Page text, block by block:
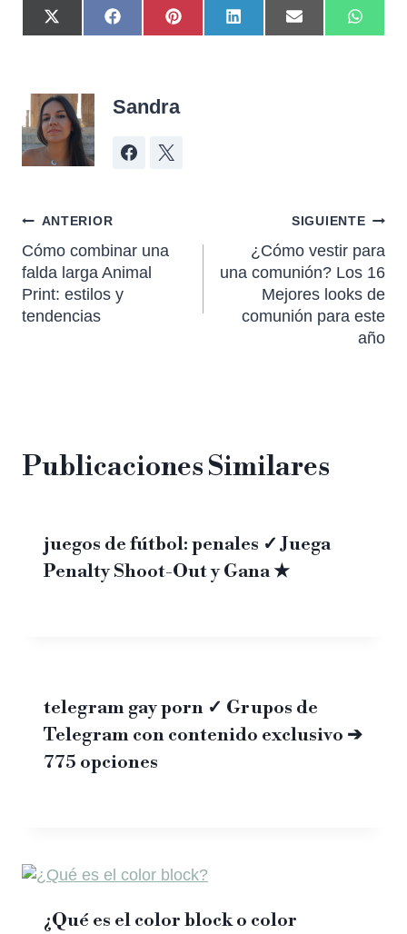
Sandra
ANTERIOR
Cómo combinar una
falda larga Animal
Print: estilos y
tendencias
SIGUIENTE
¿Cómo vestir para
una comunión? Los 16
Mejores looks de
comunión para este
año
Publicaciones Similares
juegos de fútbol: penales ✓ Juega
Penalty Shoot-Out y Gana ★
telegram gay porn ✓ Grupos de
Telegram con contenido exclusivo ➔
775 opciones
¿Qué es el color block o color